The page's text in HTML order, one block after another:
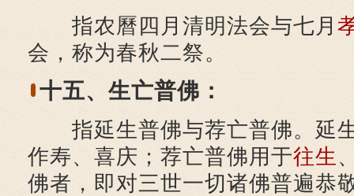
指农曆四月清明法会与七月
会，称为春秋二祭。
十五、生亡普佛：
指延生普佛与荐亡普佛。延
作寿、喜庆；荐亡普佛用于往生
佛者，即对三世一切诸佛普遍恭